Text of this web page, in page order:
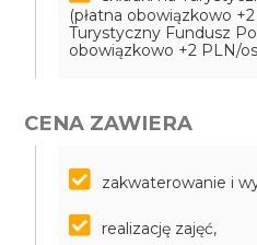
(płatna obowiązkowo
Turystyczny Fundusz
obowiązkowo +2 PLN/
CENA ZAWIERA
zakwaterowanie i
realizację zajęć,